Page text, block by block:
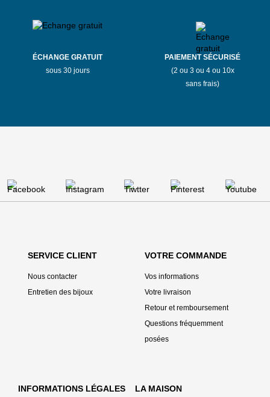
ÉCHANGE GRATUIT
sous 30 jours
PAIEMENT SÉCURISÉ
(2 ou 3 ou 4 ou 10x
sans frais)
SERVICE CLIENT
Nous contacter
Entretien des bijoux
VOTRE COMMANDE
Vos informations
Votre livraison
Retour et remboursement
Questions fréquemment
posées
INFORMATIONS LÉGALES LA MAISON